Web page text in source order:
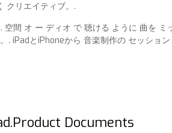
クリエイティブ。.
間 オ ー ディオ で 聴ける ように 曲を
iPadとiPhoneから 音楽制作の セッショ
Documents